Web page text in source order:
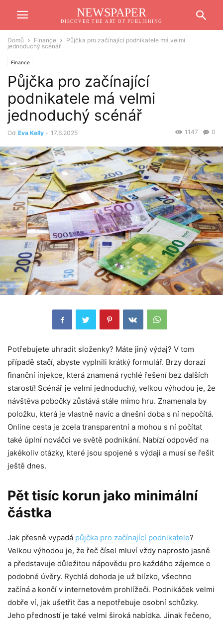
NEWSPAPER
DISCOVER THE ART OF PUBLISHING
Domů Finance
Půjčka pro začínající podnikatele má velmi
jednoduchý scénář
Finance
Půjčka pro začínající
podnikatele má velmi
jednoduchý scénář
Od Eva Kelly - 17.6.2025 0
1147
Potřebujete uhradit složenky? Máte jiný výdaj? V tom
případě stačí, abyste vyplnili krátký formulář. Brzy dorazí
finanční injekce, která znamená rychlé řešení bez dalších
starostí! Scénář je velmi jednoduchý, velkou výhodou je, že
návštěva pobočky zůstává stále mimo hru. Znamenala by
položku, která je vlastně navíc a dnešní doba s ní nepočítá.
Online cesta je zcela transparentní a mohou s ní počítat
také úplní nováčci ve světě podnikání. Nabízí odpověď na
jakékoliv otázky, které jsou spojené s výdaji a musí se řešit
ještě dnes.
Pět tisíc korun jako minimální
částka
Jak přesně vypadá půjčka pro začínající podnikatele?
Velkou výhodou je, že řeč čísel mluví vždy naprosto jasně
a představuje důležitou nápovědu pro každého zájemce o
podobné úvěry. Rychlá dohoda je už blízko, všechno
začíná a končí v internetovém prohlížeči. Podnikáček velmi
dobře ví, jak ušetřit čas a nepotřebuje osobní schůzky.
Jeho předností je také velmi široká nabídka. Jinak řečeno,